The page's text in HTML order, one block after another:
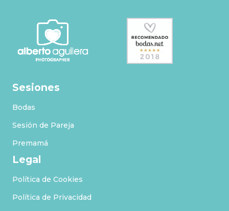
Sesiones
Bodas
Sesión de Pareja
Premamá
Legal
Política de Cookies
Política de Privacidad